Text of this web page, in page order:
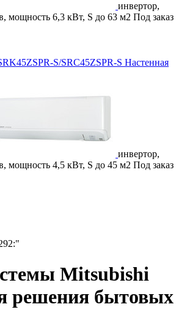
инвертор,
мощность 6,3 кВт, S до 63 м2 Под заказ
S/SRC45ZSPR-S Настенная
инвертор,
мощность 4,5 кВт, S до 45 м2 Под заказ
Mitsubishi
решения бытовых